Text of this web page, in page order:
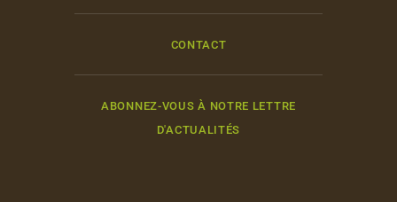
CONTACT
ABONNEZ-VOUS À NOTRE LETTRE
D'ACTUALITÉS